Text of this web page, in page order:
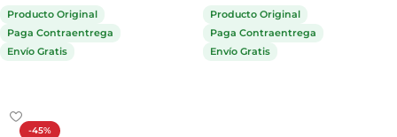
Producto Original
Paga Contraentrega
Envío Gratis
Producto Original
Paga Contraentrega
Envío Gratis
-45%